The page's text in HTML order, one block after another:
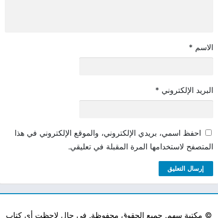
الاسم *
البريد الإلكتروني *
احفظ اسمي، بريدي الإلكتروني، والموقع الإلكتروني في هذا
المتصفح لاستخدامها المرة المقبلة في تعليقي.
© مكتبة سهم. جميع الحقوق محفوظة. في حال لاحظت أي كتاب